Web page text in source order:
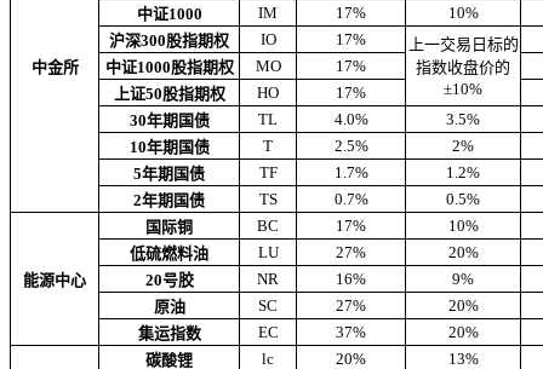
中金所
中证1000
IM 17%
10%
沪深300股指期权
IO 17%
上一交易日标的
指数收盘价的
±10%
中证1000股指期权 MO
17%
上证50股指期权
HO
17%
30年期国债
TL 4.0%
3.5%
10年期国债
T 2.5%
2%
5年期国债
TF 1.7%
1.2%
2年期国债
TS 0.7% 0.5%
能源中心
国际铜 BC 17%
10%
低硫燃料油
LU 27%
20%
20号胶
NR 16%
9%
原油
SC 27%
20%
集运指数
EC 37% 20%
碳酸锂 lc 20%
13%